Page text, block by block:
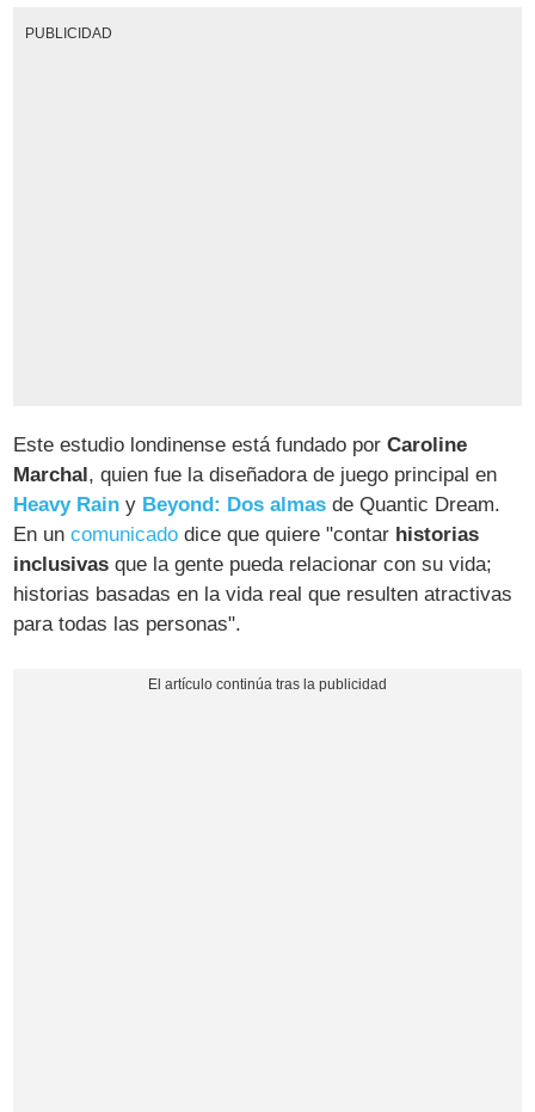
PUBLICIDAD
Este estudio londinense está fundado porCaroline
Marchal, quien fue la diseñadora de juego principal en
Heavy Rain y Beyond: Dos almas de Quantic Dream.
En uncomunicado dice que quiere "contar historias
inclusivas que la gente pueda relacionar con su vida;
historias basadas en la vida real que resulten atractivas
para todas las personas".